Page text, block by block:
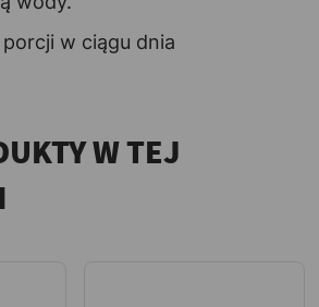
w ciągu dnia
W TEJ